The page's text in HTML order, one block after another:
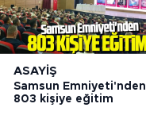
ASAYIŞ
Samsun Emniyeti'nden
803 kişiye eğitim